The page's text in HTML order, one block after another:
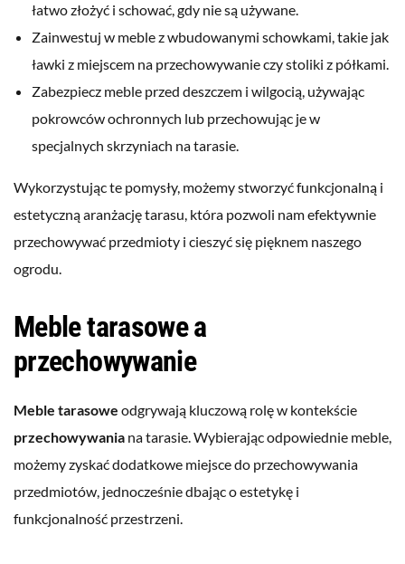
łatwo złożyć i schować, gdy nie są używane.
Zainwestuj w meble z wbudowanymi schowkami, takie jak
ławki z miejscem na przechowywanie czy stoliki z półkami.
Zabezpiecz meble przed deszczem i wilgocią, używając
pokrowców ochronnych lub przechowując je w
specjalnych skrzyniach na tarasie.
Wykorzystując te pomysły, możemy stworzyć funkcjonalną i
estetyczną aranżację tarasu, która pozwoli nam efektywnie
przechowywać przedmioty i cieszyć się pięknem naszego
ogrodu.
Meble tarasowe a
przechowywanie
Meble tarasowe odgrywają kluczową rolę w kontekście
przechowywania na tarasie. Wybierając odpowiednie meble,
możemy zyskać dodatkowe miejsce do przechowywania
przedmiotów, jednocześnie dbając o estetykę i
funkcjonalność przestrzeni.